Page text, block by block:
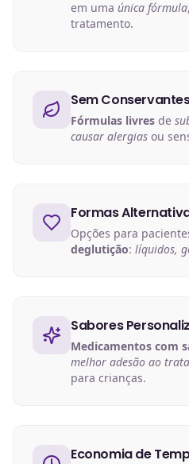
em uma única fórmula
tratamento.
Sem
Fórmulas livres de
causar alergias ou
Formas
Opções para
deglutição: líquidos,
Sabores
Medicamentos com
melhor adesão ao
para crianças.
Economia de